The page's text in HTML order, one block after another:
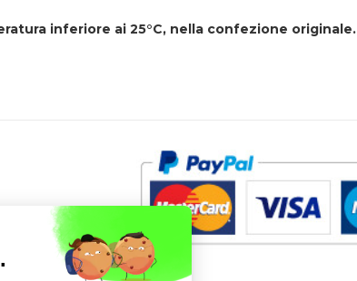
inferiore ai 25°C, nella confezione originale.